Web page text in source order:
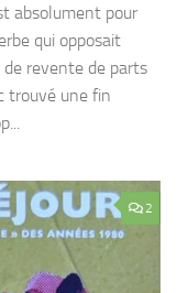
absolument pour
qui opposait
revente de parts
trouvé une fin
2